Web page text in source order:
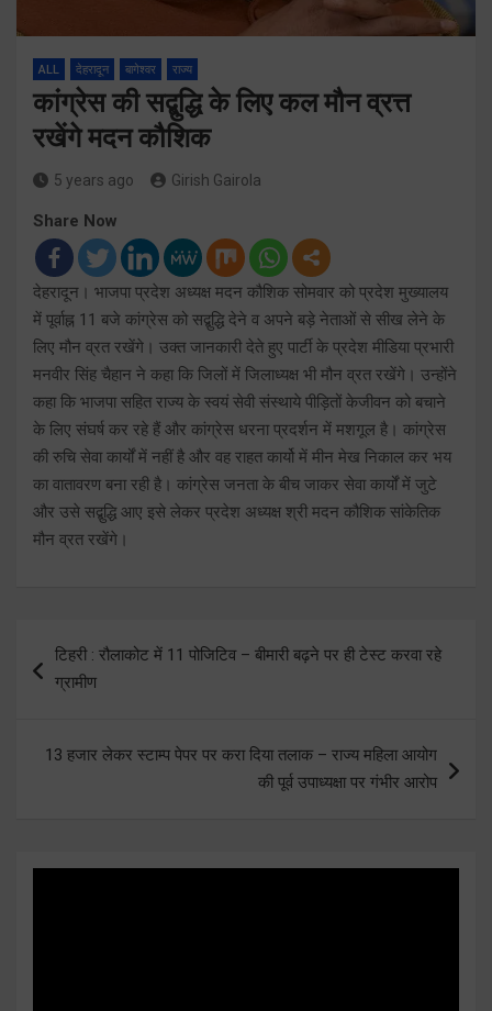
ALL देहरादून बागेश्वर राज्य
कांग्रेस की सद्बुद्धि के लिए कल मौन व्रत्त
रखेंगे मदन कौशिक
5 years ago Girish Gairola
Share Now
देहरादून। भाजपा प्रदेश अध्यक्ष मदन कौशिक सोमवार को प्रदेश मुख्यालय
में पूर्वाह्न 11 बजे कांग्रेस को सद्बुद्धि देने व अपने बड़े नेताओं से सीख लेने के
लिए मौन व्रत रखेंगे। उक्त जानकारी देते हुए पार्टी के प्रदेश मीडिया प्रभारी
मनवीर सिंह चैहान ने कहा कि जिलों में जिलाध्यक्ष भी मौन व्रत रखेंगे। उन्होंने
कहा कि भाजपा सहित राज्य के स्वयं सेवी संस्थाये पीड़ितों केजीवन को बचाने
के लिए संघर्ष कर रहे हैं और कांग्रेस धरना प्रदर्शन में मशगूल है। कांग्रेस
की रुचि सेवा कार्यों में नहीं है और वह राहत कार्यो में मीन मेख निकाल कर भय
का वातावरण बना रही है। कांग्रेस जनता के बीच जाकर सेवा कार्यों में जुटे
और उसे सद्बुद्धि आए इसे लेकर प्रदेश अध्यक्ष श्री मदन कौशिक सांकेतिक
मौन व्रत रखेंगे।
navigation
टिहरी : रौलाकोट में 11 पोजिटिव – बीमारी बढ़ने पर ही टेस्ट करवा रहे
ग्रामीण
13 हजार लेकर स्टाम्प पेपर पर करा दिया तलाक – राज्य महिला आयोग
की पूर्व उपाध्यक्षा पर गंभीर आरोप